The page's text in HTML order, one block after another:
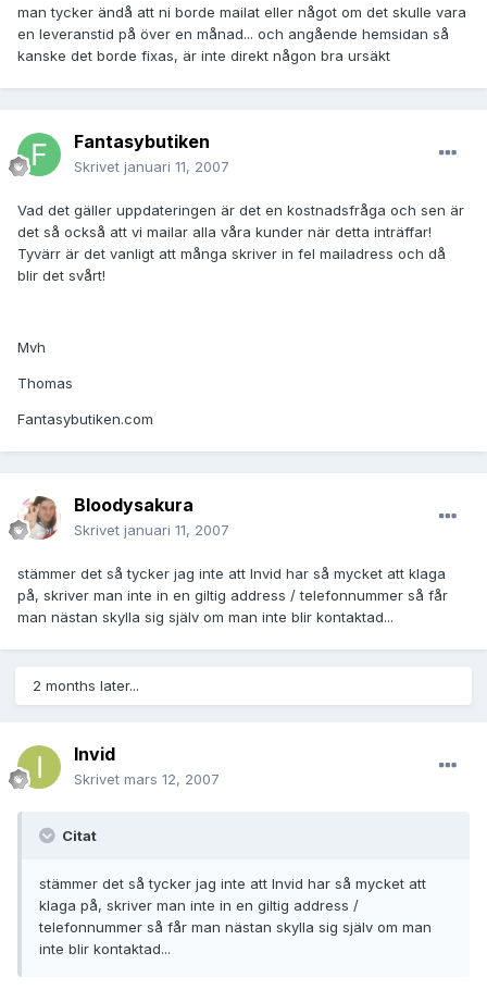
man tycker ändå att ni borde mailat eller något om det skulle vara
en leveranstid på över en månad... och angående hemsidan så
kanske det borde fixas, är inte direkt någon bra ursäkt
Fantasybutiken
Skrivet januari 11, 2007
Vad det gäller uppdateringen är det en kostnadsfråga och sen är
det så också att vi mailar alla våra kunder när detta inträffar!
Tyvärr är det vanligt att många skriver in fel mailadress och då
blir det svårt!
Mvh
Thomas
Fantasybutiken.com
Bloodysakura
Skrivet januari 11, 2007
stämmer det så tycker jag inte att Invid har så mycket att klaga
på, skriver man inte in en giltig address / telefonnummer så får
man nästan skylla sig själv om man inte blir kontaktad...
2 months later...
Invid
Skrivet mars 12, 2007
Citat
stämmer det så tycker jag inte att Invid har så mycket att
klaga på, skriver man inte in en giltig address /
telefonnummer så får man nästan skylla sig själv om man
inte blir kontaktad...